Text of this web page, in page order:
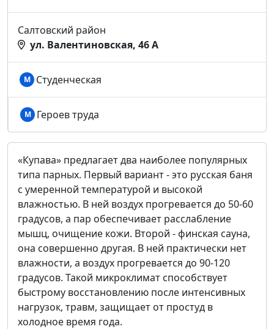
Салтовский район
ул. Валентиновская, 46 А
М Студенческая
М Героев труда
«Купава» предлагает два наиболее популярных
типа парных. Первый вариант - это русская баня
с умеренной температурой и высокой
влажностью. В ней воздух прогревается до 50-60
градусов, а пар обеспечивает расслабление
мышц, очищение кожи. Второй - финская сауна,
она совершенно другая. В ней практически нет
влажности, а воздух прогревается до 90-120
градусов. Такой микроклимат способствует
быстрому восстановлению после интенсивных
нагрузок, травм, защищает от простуд в
холодное время года.